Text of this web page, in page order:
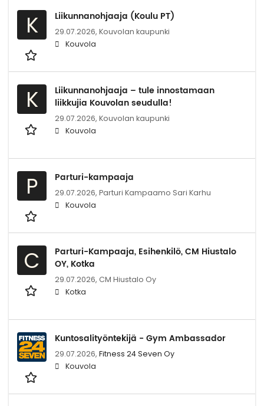
K Liikunnanohjaaja (Koulu PT)
29.07.2026, Kouvolan kaupunki
Kouvola
K
Liikunnanohjaaja – tule innostamaan
liikkujia Kouvolan seudulla!
29.07.2026, Kouvolan kaupunki
Kouvola
P Parturi-kampaaja
29.07.2026, Parturi Kampaamo Sari Karhu
Kouvola
C
Parturi-Kampaaja, Esihenkilö, CM Hiustalo
OY, Kotka
29.07.2026, CM Hiustalo Oy
Kotka
Kuntosalityöntekijä - Gym Ambassador
29.07.2026, Fitness 24 Seven Oy
Kouvola